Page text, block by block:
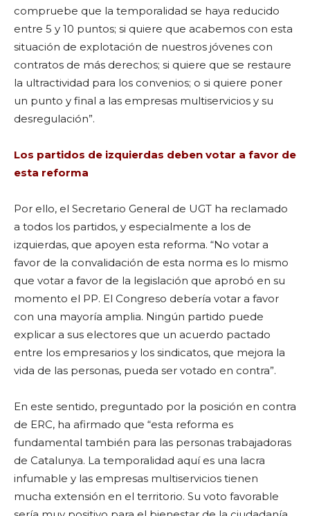
compruebe que la temporalidad se haya reducido
entre 5 y 10 puntos; si quiere que acabemos con esta
situación de explotación de nuestros jóvenes con
contratos de más derechos; si quiere que se restaure
la ultractividad para los convenios; o si quiere poner
un punto y final a las empresas multiservicios y su
desregulación”.
Los partidos de izquierdas deben votar a favor de
esta reforma
Por ello, el Secretario General de UGT ha reclamado
a todos los partidos, y especialmente a los de
izquierdas, que apoyen esta reforma. “No votar a
favor de la convalidación de esta norma es lo mismo
que votar a favor de la legislación que aprobó en su
momento el PP. El Congreso debería votar a favor
con una mayoría amplia. Ningún partido puede
explicar a sus electores que un acuerdo pactado
entre los empresarios y los sindicatos, que mejora la
vida de las personas, pueda ser votado en contra”.
En este sentido, preguntado por la posición en contra
de ERC, ha afirmado que “esta reforma es
fundamental también para las personas trabajadoras
de Catalunya. La temporalidad aquí es una lacra
infumable y las empresas multiservicios tienen
mucha extensión en el territorio. Su voto favorable